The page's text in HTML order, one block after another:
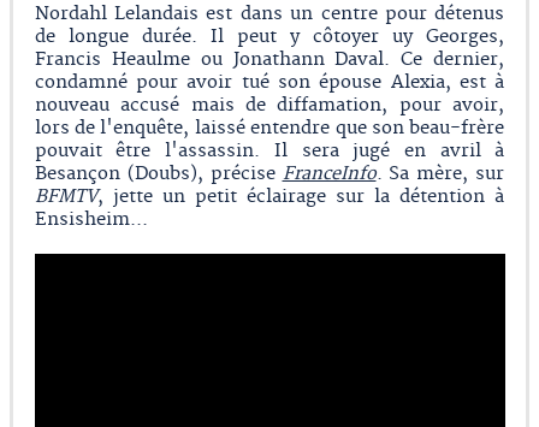
Nordahl Lelandais est dans un centre pour détenus
de longue durée. Il peut y côtoyer uy Georges,
Francis Heaulme ou Jonathann Daval. Ce dernier,
condamné pour avoir tué son épouse Alexia, est à
nouveau accusé mais de diffamation, pour avoir,
lors de l'enquête, laissé entendre que son beau-frère
pouvait être l'assassin. Il sera jugé en avril à
Besançon (Doubs), précise FranceInfo. Sa mère, sur
BFMTV, jette un petit éclairage sur la détention à
Ensisheim...